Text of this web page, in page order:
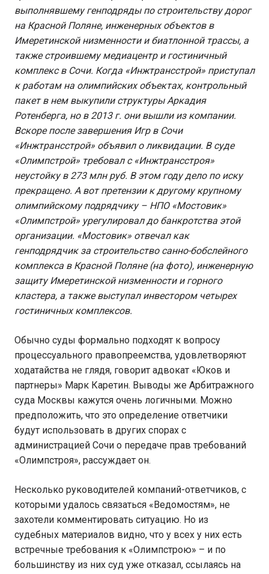
выполнявшему генподряды по строительству дорог
на Красной Поляне, инженерных объектов в
Имеретинской низменности и биатлонной трассы, а
также строившему медиацентр и гостиничный
комплекс в Сочи. Когда «Инжтрансстрой» приступал
к работам на олимпийских объектах, контрольный
пакет в нем выкупили структуры Аркадия
Ротенберга, но в 2013 г. они вышли из компании.
Вскоре после завершения Игр в Сочи
«Инжтрансстрой» объявил о ликвидации. В суде
«Олимпстрой» требовал с «Инжтрансстроя»
неустойку в 273 млн руб. В этом году дело по иску
прекращено. А вот претензии к другому крупному
олимпийскому подрядчику – НПО «Мостовик»
«Олимпстрой» урегулировал до банкротства этой
организации. «Мостовик» отвечал как
генподрядчик за строительство санно-бобслейного
комплекса в Красной Поляне (на фото), инженерную
защиту Имеретинской низменности и горного
кластера, а также выступал инвестором четырех
гостиничных комплексов.
Обычно суды формально подходят к вопросу
процессуального правопреемства, удовлетворяют
ходатайства не глядя, говорит адвокат «Юков и
партнеры» Марк Каретин. Выводы же Арбитражного
суда Москвы кажутся очень логичными. Можно
предположить, что это определение ответчики
будут использовать в других спорах с
администрацией Сочи о передаче прав требований
«Олимпстроя», рассуждает он.
Несколько руководителей компаний-ответчиков, с
которыми удалось связаться «Ведомостям», не
захотели комментировать ситуацию. Но из
судебных материалов видно, что у всех у них есть
встречные требования к «Олимпстрою» – и по
большинству из них суд уже отказал, ссылаясь на